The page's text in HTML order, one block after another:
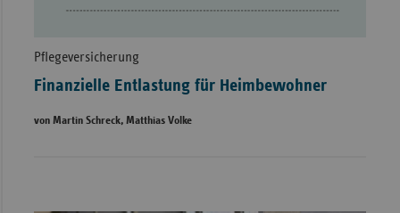
Pflegeversicherung
Finanzielle Entlastung für Heimbewohner
von Martin Schreck, Matthias Volke